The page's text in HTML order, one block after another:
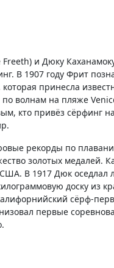
и Дюку
В 1907 году Фрит
принесла
волнам на пляже
кто привёз сёрфинг
рекорды по
золотых медалей.
В 1917 Дюк оседлал
доску из
сёрф-
первые